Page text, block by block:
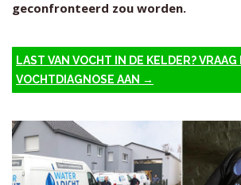
geconfronteerd zou worden.
LAST VAN VOCHT IN DE KELDER?
VOCHTDIAGNOSE AAN →